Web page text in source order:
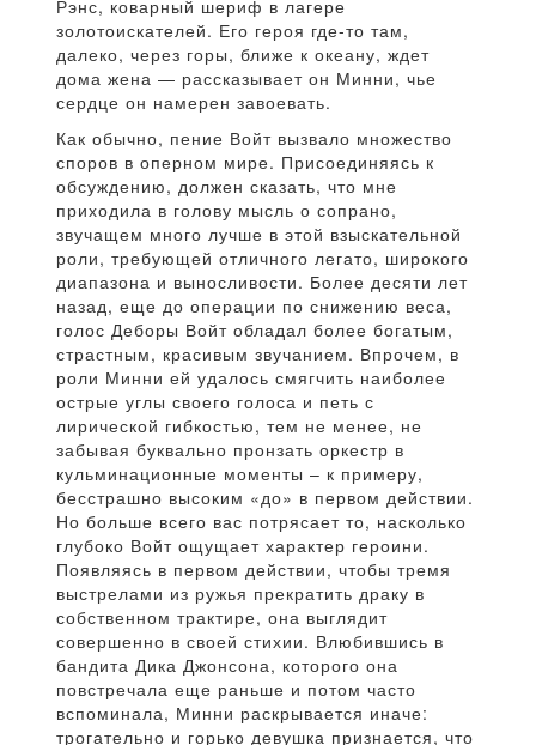
Рэнс, коварный шериф в лагере
золотоискателей. Его героя где-то там,
далеко, через горы, ближе к океану, ждет
дома жена — рассказывает он Минни, чье
сердце он намерен завоевать.
Как обычно, пение Войт вызвало множество
споров в оперном мире. Присоединяясь к
обсуждению, должен сказать, что мне
приходила в голову мысль о сопрано,
звучащем много лучше в этой взыскательной
роли, требующей отличного легато, широкого
диапазона и выносливости. Более десяти лет
назад, еще до операции по снижению веса,
голос Деборы Войт обладал более богатым,
страстным, красивым звучанием. Впрочем, в
роли Минни ей удалось смягчить наиболее
острые углы своего голоса и петь с
лирической гибкостью, тем не менее, не
забывая буквально пронзать оркестр в
кульминационные моменты – к примеру,
бесстрашно высоким «до» в первом действии.
Но больше всего вас потрясает то, насколько
глубоко Войт ощущает характер героини.
Появляясь в первом действии, чтобы тремя
выстрелами из ружья прекратить драку в
собственном трактире, она выглядит
совершенно в своей стихии. Влюбившись в
бандита Дика Джонсона, которого она
повстречала еще раньше и потом часто
вспоминала, Минни раскрывается иначе:
трогательно и горько девушка признается, что